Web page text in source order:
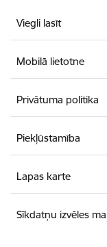
Viegli lasīt
Mobilā lietotne
Privātuma politika
Piekļūstamība
Lapas karte
Sīkdatņu izvēles